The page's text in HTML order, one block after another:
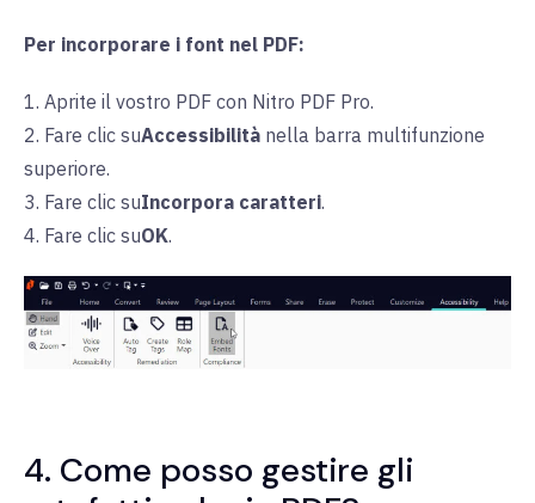
Per incorporare i font nel PDF:
1. Aprite il vostro PDF con Nitro PDF Pro.
2. Fare clic suAccessibilità nella barra multifunzione
superiore.
3. Fare clic suIncorpora caratteri.
4. Fare clic suOK.
4. Come posso gestire gli